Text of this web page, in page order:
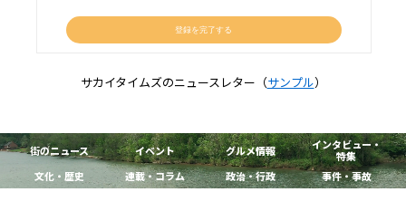
サカイタイムズのニュースレター（サンプル）
街のニュース イベント グルメ情報
インタビュー・
特集
文化・歴史
連載・コラム 政治・行政 事件・事故